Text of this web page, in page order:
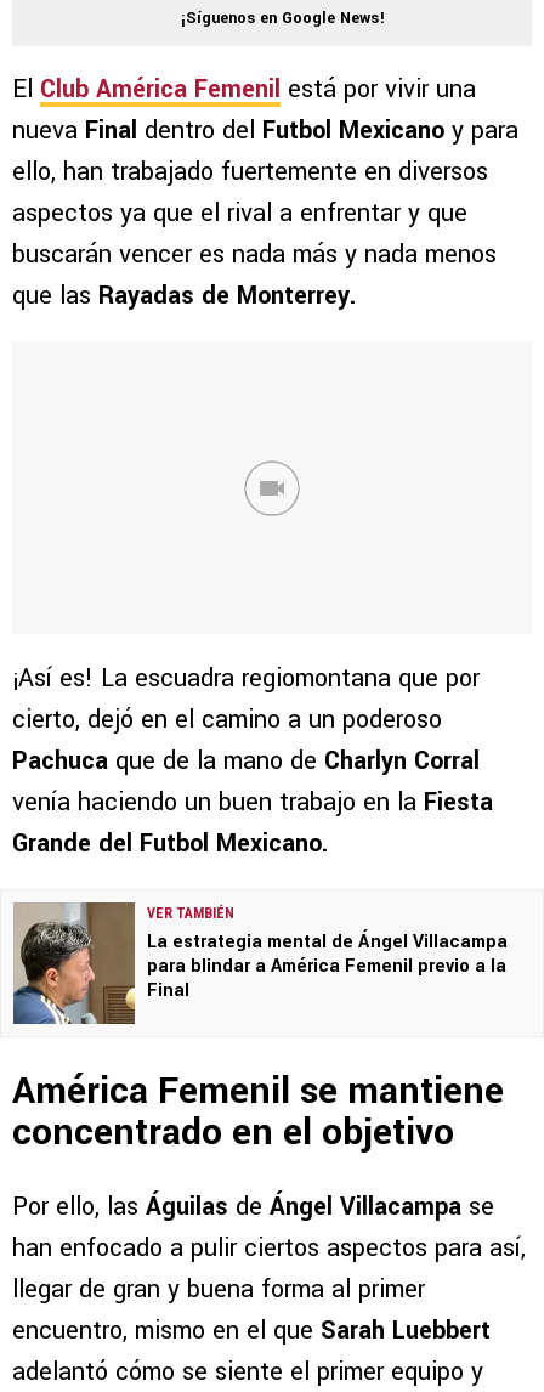
¡Síguenos en Google News!
El Club América Femenil está por vivir una
nueva Final dentro del Futbol Mexicano y para
ello, han trabajado fuertemente en diversos
aspectos ya que el rival a enfrentar y que
buscarán vencer es nada más y nada menos
que las Rayadas de Monterrey.
¡Así es! La escuadra regiomontana que por
cierto, dejó en el camino a un poderoso
Pachuca que de la mano de Charlyn Corral
venía haciendo un buen trabajo en la Fiesta
Grande del Futbol Mexicano.
VER TAMBIÉN
La estrategia mental de Ángel Villacampa
para blindar a América Femenil previo a la
Final
América Femenil se mantiene
concentrado en el objetivo
Por ello, las Águilas de Ángel Villacampa se
han enfocado a pulir ciertos aspectos para así,
llegar de gran y buena forma al primer
encuentro, mismo en el que Sarah Luebbert
adelantó cómo se siente el primer equipo y